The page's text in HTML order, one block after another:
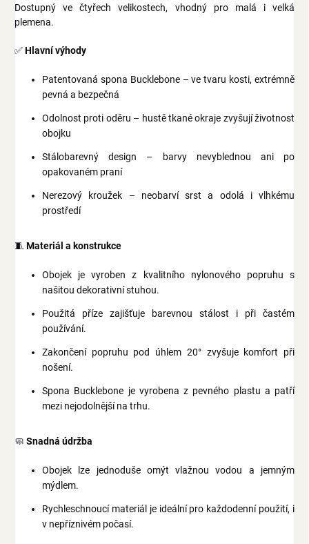
Dostupný ve čtyřech velikostech, vhodný pro malá i velká
plemena.
✅Hlavní výhody
Patentovaná spona Bucklebone – ve tvaru kosti, extrémně
pevná a bezpečná
Odolnost proti oděru – hustě tkané okraje zvyšují životnost
obojku
Stálobarevný design – barvy nevyblednou ani po
opakovaném praní
Nerezový kroužek – neobarví srst a odolá i vlhkému
prostředí
🧵Materiál a konstrukce
Obojek je vyroben z kvalitního nylonového popruhu s
našitou dekorativní stuhou.
Použitá příze zajišťuje barevnou stálost i při častém
používání.
Zakončení popruhu pod úhlem 20° zvyšuje komfort při
nošení.
Spona Bucklebone je vyrobena z pevného plastu a patří
mezi nejodolnější na trhu.
🧼 Snadná údržba
Obojek lze jednoduše omýt vlažnou vodou a jemným
mýdlem.
Rychleschnoucí materiál je ideální pro každodenní použití, i
v nepříznivém počasí.